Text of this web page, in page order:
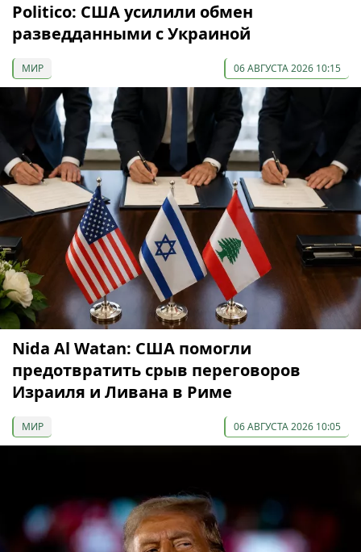
Politico: США усилили обмен
разведданными с Украиной
МИР 06 АВГУСТА 2026 10:15
Nida Al Watan: США помогли
предотвратить срыв переговоров
Израиля и Ливана в Риме
МИР 06 АВГУСТА 2026 10:05